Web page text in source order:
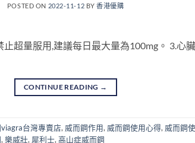
POSTED ON 2022-11-12 BY香港優購
超量服用,建議每日最大量為100mg。 3.心
CONTINUE READING →
台灣專賣店, 威而鋼作用, 威而鋼使用心得, 威而鋼
, 樂威壯, 犀利士, 高山症威而鋼